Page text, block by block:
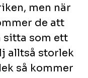
men när
de att
sitta som ett
alltså storlek
så kommer